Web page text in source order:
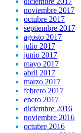
noviembre 2017
octubre 2017
septiembre 2017
agosto 2017
julio 2017
junio 2017
mayo 2017
abril 2017
marzo 2017
febrero 2017
enero 2017
diciembre 2016
noviembre 2016
octubre 2016